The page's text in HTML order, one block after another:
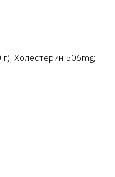
Холестерин 506mg;